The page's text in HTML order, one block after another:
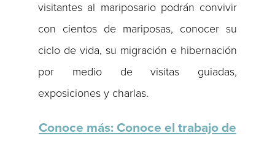
visitantes al mariposario podrán convivir
con cientos de mariposas, conocer su
ciclo de vida, su migración e hibernación
por medio de visitas guiadas,
exposiciones y charlas.
Conoce más: Conoce el trabajo de